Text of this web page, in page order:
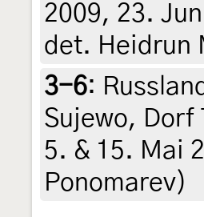
2009, 23.
det. Heidrun
3-6:
Sujewo, Dorf
5. & 15. Mai
Ponomarev)